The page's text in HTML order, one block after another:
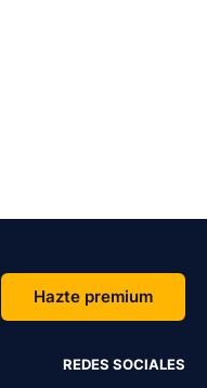
Hazte premium
REDES SOCIALES